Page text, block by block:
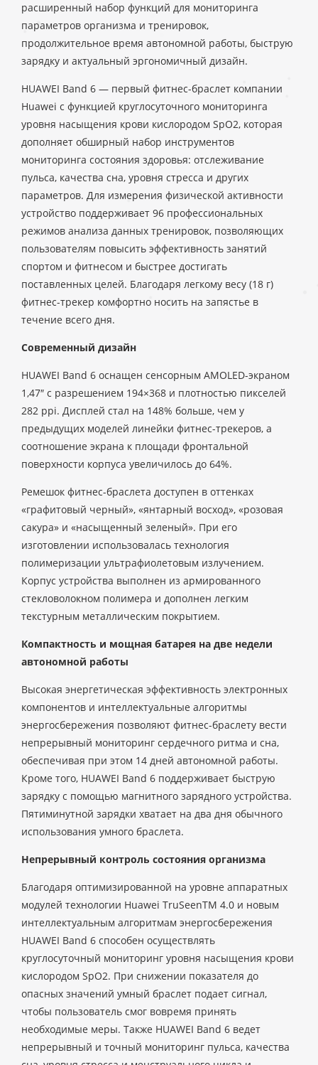
расширенный набор функций для мониторинга
параметров организма и тренировок,
продолжительное время автономной работы, быструю
зарядку и актуальный эргономичный дизайн.
HUAWEI Band 6 — первый фитнес-браслет компании
Huawei с функцией круглосуточного мониторинга
уровня насыщения крови кислородом SpO2, которая
дополняет обширный набор инструментов
мониторинга состояния здоровья: отслеживание
пульса, качества сна, уровня стресса и других
параметров. Для измерения физической активности
устройство поддерживает 96 профессиональных
режимов анализа данных тренировок, позволяющих
пользователям повысить эффективность занятий
спортом и фитнесом и быстрее достигать
поставленных целей. Благодаря легкому весу (18 г)
фитнес-трекер комфортно носить на запястье в
течение всего дня.
Современный дизайн
HUAWEI Band 6 оснащен сенсорным AMOLED-экраном
1,47″ с разрешением 194×368 и плотностью пикселей
282 ppi. Дисплей стал на 148% больше, чем у
предыдущих моделей линейки фитнес-трекеров, а
соотношение экрана к площади фронтальной
поверхности корпуса увеличилось до 64%.
Ремешок фитнес-браслета доступен в оттенках
«графитовый черный», «янтарный восход», «розовая
сакура» и «насыщенный зеленый». При его
изготовлении использовалась технология
полимеризации ультрафиолетовым излучением.
Корпус устройства выполнен из армированного
стекловолокном полимера и дополнен легким
текстурным металлическим покрытием.
Компактность и мощная батарея на две недели
автономной работы
Высокая энергетическая эффективность электронных
компонентов и интеллектуальные алгоритмы
энергосбережения позволяют фитнес-браслету вести
непрерывный мониторинг сердечного ритма и сна,
обеспечивая при этом 14 дней автономной работы.
Кроме того, HUAWEI Band 6 поддерживает быструю
зарядку с помощью магнитного зарядного устройства.
Пятиминутной зарядки хватает на два дня обычного
использования умного браслета.
Непрерывный контроль состояния организма
Благодаря оптимизированной на уровне аппаратных
модулей технологии Huawei TruSeenTM 4.0 и новым
интеллектуальным алгоритмам энергосбережения
HUAWEI Band 6 способен осуществлять
круглосуточный мониторинг уровня насыщения крови
кислородом SpO2. При снижении показателя до
опасных значений умный браслет подает сигнал,
чтобы пользователь смог вовремя принять
необходимые меры. Также HUAWEI Band 6 ведет
непрерывный и точный мониторинг пульса, качества